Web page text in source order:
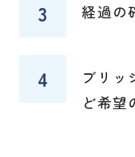
経過の
ブリッ
ど希望